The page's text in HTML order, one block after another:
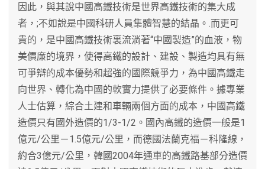
因此，與其說中國高鐵技術是世界高鐵技術的集大成
者，;不如說是中國科研人員集體智慧的結晶。.而更可
貴的，是中國高鐵技術裏流淌著“中國製造”的血液，物
美價廉的境界，使得高鐵的設計、建設、製造均具有無
可爭辯的成本優勢和超強的國際競爭力，為中國高鐵走
向世界、轉化為中國的軟實力提供了必要條件。據專業
人士估算，綜合土建和車輛兩個方面的成本，中國高鐵
造價只有國外造價的1/3-1/2。國內高鐵的造價一般是1
億元/公里－1.5億元/公里，而德國法蘭克福－科隆線，
約合3億元/公里，韓國2004年通車的高鐵路基部分造價